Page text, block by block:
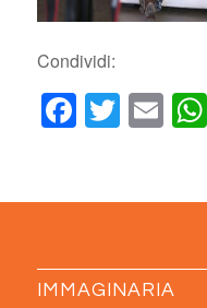
Condividi:
Facebook
Twitter
IMMAGINARIA